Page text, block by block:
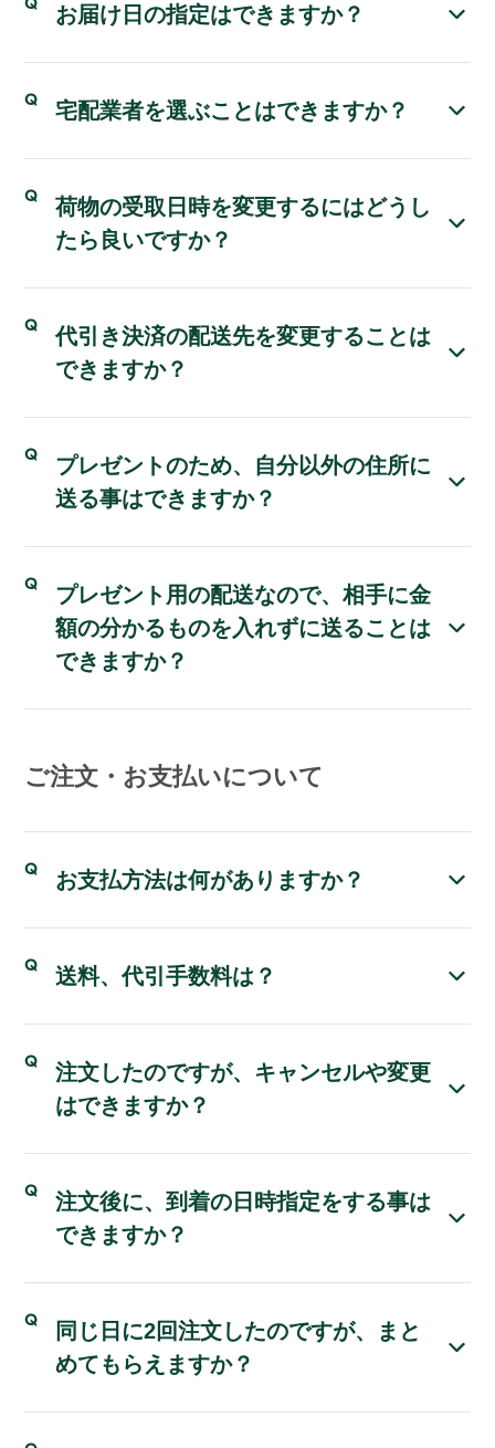
お届け日の指定はできますか？
宅配業者を選ぶことはできますか？
荷物の受取日時を変更するにはどうし
たら良いですか？
代引き決済の配送先を変更することは
できますか？
プレゼントのため、自分以外の住所に
送る事はできますか？
プレゼント用の配送なので、相手に金
額の分かるものを入れずに送ることは
できますか？
ご注文・お支払いについて
お支払方法は何がありますか？
送料、代引手数料は？
注文したのですが、キャンセルや変更
はできますか？
注文後に、到着の日時指定をする事は
できますか？
同じ日に2回注文したのですが、まと
めてもらえますか？